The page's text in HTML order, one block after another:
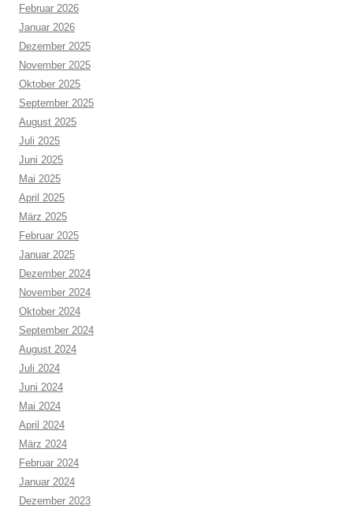
Februar 2026
Januar 2026
Dezember 2025
November 2025
Oktober 2025
September 2025
August 2025
Juli 2025
Juni 2025
Mai 2025
April 2025
März 2025
Februar 2025
Januar 2025
Dezember 2024
November 2024
Oktober 2024
September 2024
August 2024
Juli 2024
Juni 2024
Mai 2024
April 2024
März 2024
Februar 2024
Januar 2024
Dezember 2023